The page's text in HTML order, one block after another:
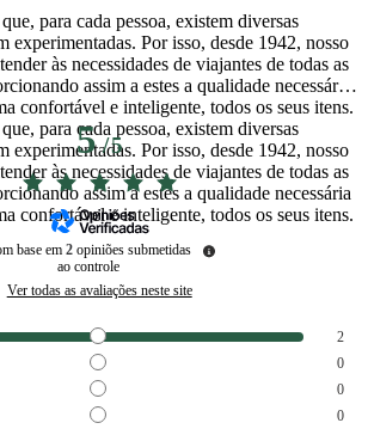
para cada pessoa, existem diversas
experimentadas. Por isso, desde 1942, nosso
às necessidades de viajantes de todas as
assim a estes a qualidade necessária
confortável e inteligente, todos os seus itens.
para cada pessoa, existem diversas
experimentadas. Por isso, desde 1942, nosso
às necessidades de viajantes de todas as
assim a estes a qualidade necessária
confortável e inteligente, todos os seus itens.
5/5
base em2 opiniões submetidas
ao controle
Ver todas as avaliações neste site
2
0
0
0